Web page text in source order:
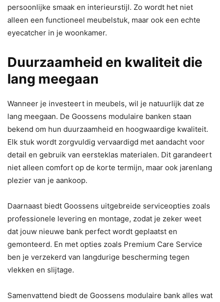
persoonlijke smaak en interieurstijl. Zo wordt het niet
alleen een functioneel meubelstuk, maar ook een echte
eyecatcher in je woonkamer.
Duurzaamheid en kwaliteit die
lang meegaan
Wanneer je investeert in meubels, wil je natuurlijk dat ze
lang meegaan. De Goossens modulaire banken staan
bekend om hun duurzaamheid en hoogwaardige kwaliteit.
Elk stuk wordt zorgvuldig vervaardigd met aandacht voor
detail en gebruik van eersteklas materialen. Dit garandeert
niet alleen comfort op de korte termijn, maar ook jarenlang
plezier van je aankoop.
Daarnaast biedt Goossens uitgebreide serviceopties zoals
professionele levering en montage, zodat je zeker weet
dat jouw nieuwe bank perfect wordt geplaatst en
gemonteerd. En met opties zoals Premium Care Service
ben je verzekerd van langdurige bescherming tegen
vlekken en slijtage.
Samenvattend biedt de Goossens modulaire bank alles wat